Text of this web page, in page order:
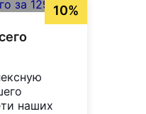
10%
наших